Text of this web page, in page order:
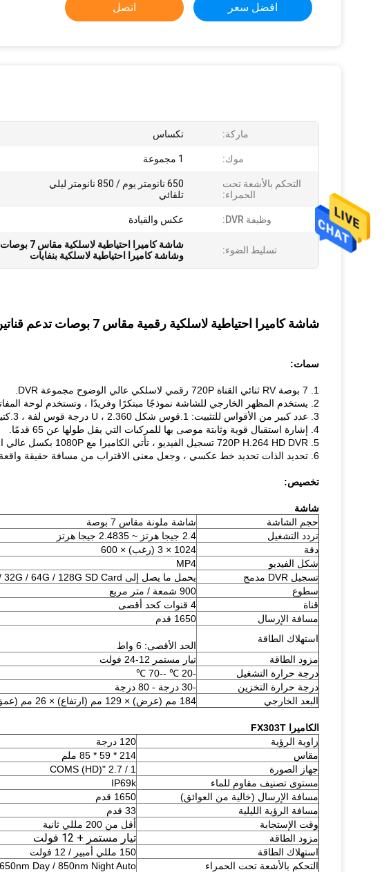
افضل سعر اتصل
ماركة: تكساس
موك: 1 مجموعة
التحكم بالأشعة تحت
الحمراء:
650 نانومتر يوم / 850 نانومتر ليلي
تلقائي
وظيفة DVR: عكس والقيادة
تسليط الضوء: شاشة كاميرا احتياطية لاسلكية مقاس 7 بوصات
وشاشة كاميرا احتياطية لاسلكية بنفايات
شاشة كاميرا احتياطية لاسلكية رقمية مقاس 7 بوصات تدعم قناتين لتسجيل DVR
سمات:
1. 7 بوصة RV ثنائي القناة 720P رقمي لاسلكي عالي الوضوح مجموعة DVR.
2. يستخدم المظهر الخارجي للشاشة نموذجًا مبتكرًا وفريدًا ، وتستخدم لوحة المفاتيح تصميمًا لنقل الضوء لجعل اللمس أكثر دقة في الليل.
3. عدد كبير من الأقواس للتثبيت: 1.قوس شكل U ، 2.360 درجة قوس لفة ، 3.كتيفة مشبك خلفي 4. كتيفة على شكل مروحة
4. إشارة استقبال قوية وثابتة موصى بها للمركبات التي يقل طولها عن 65 قدمًا.
5. 720P H.264 HD DVR تسجيل الفيديو ، تأتي الكاميرا مع 1080P بكسل عالي الوضوح.
6. تحديد الذات تحديد خط عكسي ، وجعل معنى الاقتراب من مسافة حقيقة واقعة.
تخصيص:
شاشة
حجم الشاشة
شاشة ملونة مقاس 7 بوصة
تردد التشغيل
2.4 جيجا هرتز ~ 2.4835 جيجا هرتز
دقة
1024 × 3 (رغب) × 600
شكل الفيديو
MP4
تسجيل DVR مدمج
يحمل ما يصل إلى 16G / 32G / 64G / 128G SD Card
سطوع
900 شمعة / متر مربع
قناة
4 قنوات كحد أقصى
مسافة الإرسال
1650 قدم
استهلاك الطاقة
الحد الأقصى: 6 واط
مزود الطاقة
تيار مستمر 12-24 فولت
درجة حرارة التشغيل
-20 ℃ --70 ℃
درجة حرارة التخزين
-30 درجة - 80 درجة
البعد الخارجي
184 مم (عرض) × 129 مم (ارتفاع) × 26 مم (عمق)
الكاميرا FX303T
زاوية الرؤية
120 درجة
مقاس
214 * 59 * 85 ملم
جهاز الصورة
1 / 2.7 "COMS (HD)
مستوى تصنيف مقاوم للماء
IP69k
مسافة الإرسال (خالية من العوائق)
1650 قدم
مسافة الرؤية الليلية
33 قدم
وقت الإستجابة
أقل من 200 مللي ثانية
مزود الطاقة
تيار مستمر + 12 فولت
استهلاك الطاقة
150 مللي أمبير / 12 فولت
التحكم بالأشعة تحت الحمراء
Day / 850nm Night Auto